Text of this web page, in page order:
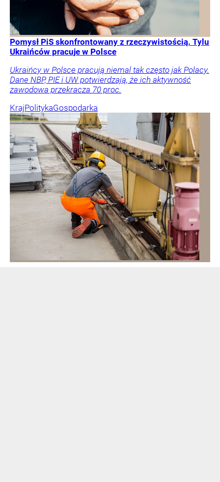
Pomysł PiS skonfrontowany z rzeczywistością. Tylu
Ukraińców pracuje w Polsce
Ukraińcy w Polsce pracują niemal tak często jak Polacy.
Dane NBP, PIE i UW potwierdzają, że ich aktywność
zawodowa przekracza 70 proc.
KrajPolitykaGospodarka